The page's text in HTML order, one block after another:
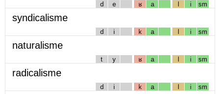
d e ʁ a l i sm
syndicalisme
d i k a l i sm
naturalisme
t y ʁ a l i sm
radicalisme
d i k a l i sm